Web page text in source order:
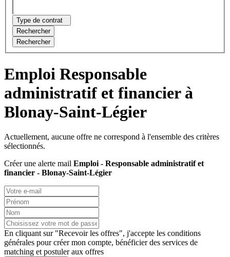
Type de contrat
Rechercher
Rechercher
Emploi Responsable
administratif et financier à
Blonay-Saint-Légier
Actuellement, aucune offre ne correspond à l'ensemble des critères
sélectionnés.
Créer une alerte mail Emploi - Responsable administratif et
financier - Blonay-Saint-Légier
En cliquant sur "Recevoir les offres", j'accepte les conditions
générales pour créer mon compte, bénéficier des services de
matching et postuler aux offres